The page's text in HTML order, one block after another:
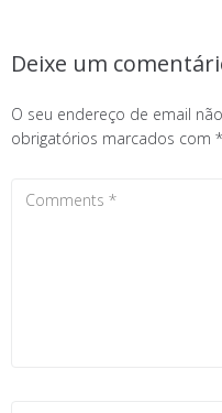
Deixe um
O seu endereço de email
obrigatórios marcados com *